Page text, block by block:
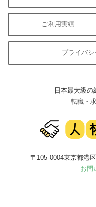
ご利用実績
プライバ
日本最大級
転職・
〒105-0004東京都港
お問